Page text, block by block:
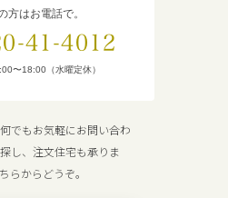
方はお電話で。
41-4012
〜18:00（水曜定休）
でもお気軽にお問い合わ
し、注文住宅も承りま
らからどうぞ。